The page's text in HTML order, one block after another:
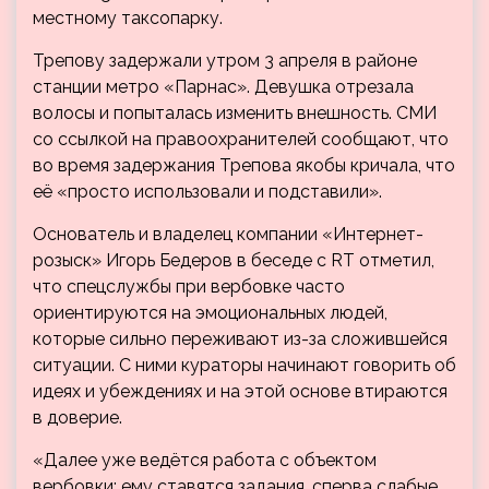
местному таксопарку.
Трепову задержали утром 3 апреля в районе
станции метро «Парнас». Девушка отрезала
волосы и попыталась изменить внешность. СМИ
со ссылкой на правоохранителей сообщают, что
во время задержания Трепова якобы кричала, что
её «просто использовали и подставили».
Основатель и владелец компании «Интернет-
розыск» Игорь Бедеров в беседе с RT отметил,
что спецслужбы при вербовке часто
ориентируются на эмоциональных людей,
которые сильно переживают из-за сложившейся
ситуации. С ними кураторы начинают говорить об
идеях и убеждениях и на этой основе втираются
в доверие.
«Далее уже ведётся работа с объектом